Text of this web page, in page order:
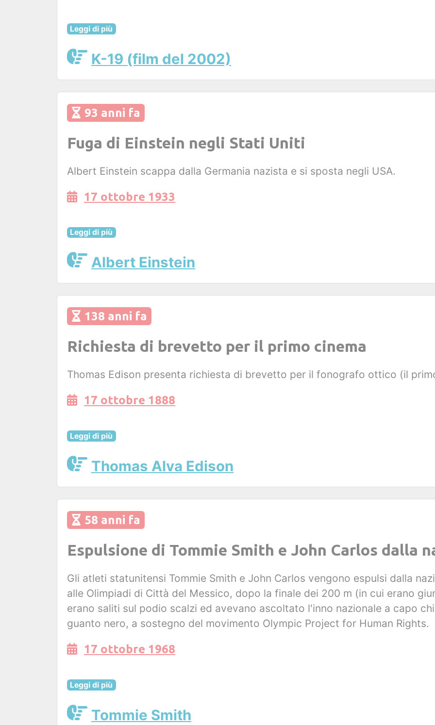
Leggi di più
K-19 (film del 2002)
93 anni fa
Fuga di Einstein negli Stati Uniti
Albert Einstein scappa dalla Germania nazista e si sposta negli USA.
17 ottobre 1933
Leggi di più
Albert Einstein
138 anni fa
Richiesta di brevetto per il primo cinema
Thomas Edison presenta richiesta di brevetto per il fonografo ottico (il
17 ottobre 1888
Leggi di più
Thomas Alva Edison
58 anni fa
Espulsione di Tommie Smith e John Carlos dalla
Gli atleti statunitensi Tommie Smith e John Carlos vengono espulsi dalla
alle Olimpiadi di Città del Messico, dopo la finale dei 200 m (in cui erano
erano saliti sul podio scalzi ed avevano ascoltato l'inno nazionale a capo
guanto nero, a sostegno del movimento Olympic Project for Human Rights.
17 ottobre 1968
Leggi di più
Tommie Smith